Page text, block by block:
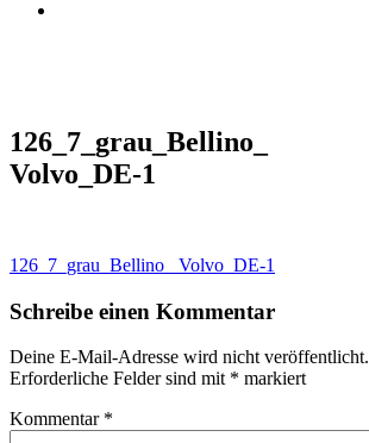
126_7_grau_Bellino_
Volvo_DE-1
Beitragsnavigation
126_7_grau_Bellino_ Volvo_DE-1
Schreibe einen Kommentar
Deine E-Mail-Adresse wird nicht veröffentlicht.
Erforderliche Felder sind mit * markiert
Kommentar *